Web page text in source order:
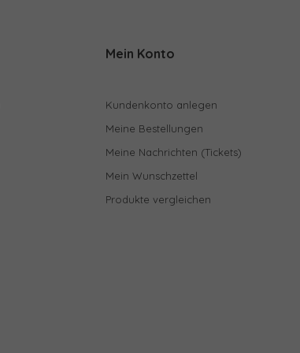
Mein Konto
Kundenkonto anlegen
Meine Bestellungen
Meine Nachrichten (Tickets)
Mein Wunschzettel
Produkte vergleichen